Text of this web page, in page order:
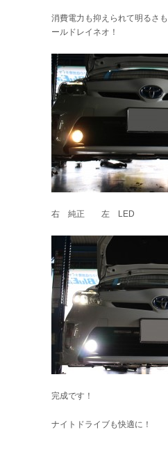
消費電力も抑えられて明るさ
ールドレイネオ！
右 純正 左 LED
完成です！
ナイトドライブも快適に！